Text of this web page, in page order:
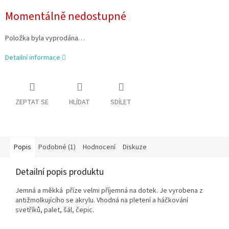
cena:
Momentálně nedostupné
Položka byla vyprodána…
Detailní informace
ZEPTAT SE HLÍDAT SDÍLET
Popis Podobné (1) Hodnocení Diskuze
Detailní popis produktu
Jemná a měkká příze velmi příjemná na dotek. Je vyrobena z
antižmolkujícího se akrylu. Vhodná na pletení a háčkování
svetříků, palet, šál, čepic.